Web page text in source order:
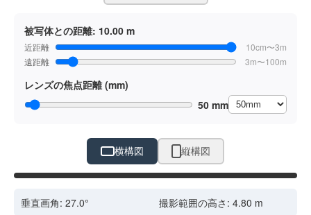
被写体との距離: 10.00 m
近距離
10cm〜3m
遠距離
3m〜100m
レンズの焦点距離 (mm)
50 mm
横構図
縦構図
ドラッグで位置調整
垂直画角: 27.0° 撮影範囲の高さ: 4.80 m